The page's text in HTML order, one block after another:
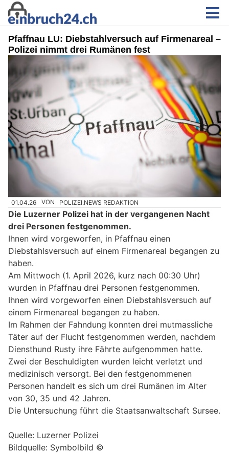
Pfaffnau LU: Diebstahlversuch auf Firmenareal –
Polizei nimmt drei Rumänen fest
01.04.26 VON POLIZEI.NEWS REDAKTION
Die Luzerner Polizei hat in der vergangenen Nacht
drei Personen festgenommen.
Ihnen wird vorgeworfen, in Pfaffnau einen
Diebstahlsversuch auf einem Firmenareal begangen zu
haben.
Am Mittwoch (1. April 2026, kurz nach 00:30 Uhr)
wurden in Pfaffnau drei Personen festgenommen.
Ihnen wird vorgeworfen einen Diebstahlsversuch auf
einem Firmenareal begangen zu haben.
Im Rahmen der Fahndung konnten drei mutmassliche
Täter auf der Flucht festgenommen werden, nachdem
Diensthund Rusty ihre Fährte aufgenommen hatte.
Zwei der Beschuldigten wurden leicht verletzt und
medizinisch versorgt. Bei den festgenommenen
Personen handelt es sich um drei Rumänen im Alter
von 30, 35 und 42 Jahren.
Die Untersuchung führt die Staatsanwaltschaft Sursee.
Quelle: Luzerner Polizei
Bildquelle: Symbolbild ©